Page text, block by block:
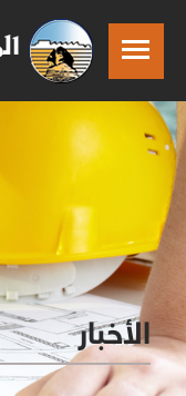
الأخبار